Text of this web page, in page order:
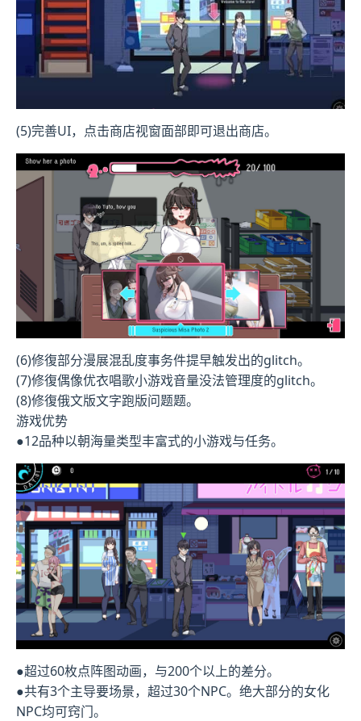
(5)完善UI，点击商店视窗面部即可退出商店。
(6)修復部分漫展混乱度事务件提早触发出的glitch。
(7)修復偶像优衣唱歌小游戏音量没法管理度的glitch。
(8)修復俄文版文字跑版问题题。
游戏优势
●12品种以朝海量类型丰富式的小游戏与任务。
●超过60枚点阵图动画，与200个以上的差分。
●共有3个主导要场景，超过30个NPC。绝大部分的女化
NPC均可窍门。